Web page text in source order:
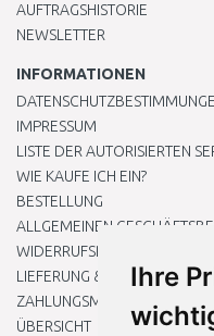
Ihre
AUFTRAGSHISTORIE
NEWSLETTER
INFORMATIONEN
IMPRESSUM
LISTE DER AUTORISIERTEN
WIE KAUFE ICH EIN?
BESTELLUNG
ALLGEMEINEN
WIDERRUFSRECHT
LIEFERUNG & ZAHLUNG
ZAHLUNGSMETHODEN
ÜBERSICHT